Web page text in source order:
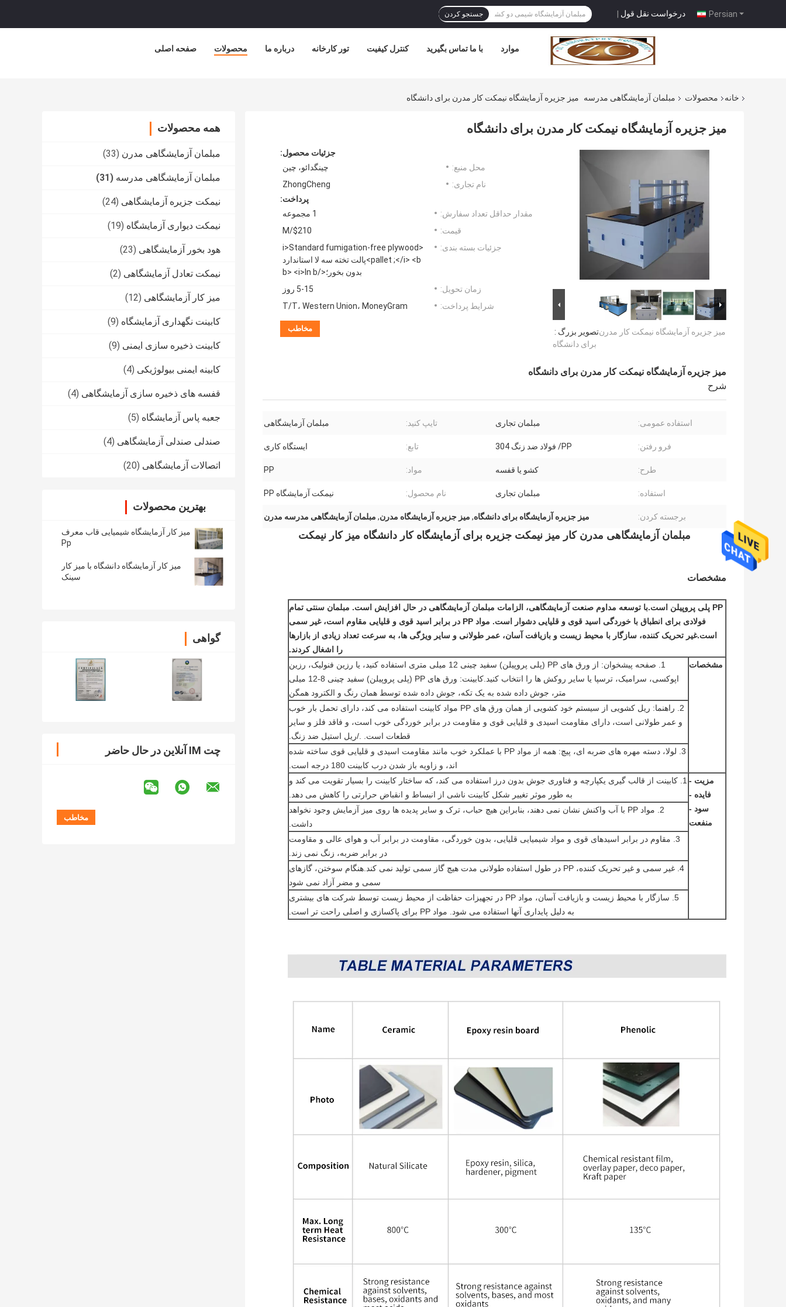
Persian درخواست نقل قول | جستجو کردن
صفحه اصلی محصولات درباره ما تور کارخانه کنترل کیفیت با ما تماس بگیرید موارد
خانه محصولات مبلمان آزمایشگاهی مدرسه میز جزیره آزمایشگاه نیمکت کار مدرن برای دانشگاه
همه محصولات
مبلمان آزمایشگاهی مدرن (33)
مبلمان آزمایشگاهی مدرسه (31)
نیمکت جزیره آزمایشگاهی (24)
نیمکت دیواری آزمایشگاه (19)
هود بخور آزمایشگاهی (23)
نیمکت تعادل آزمایشگاهی (2)
میز کار آزمایشگاهی (12)
کابینت نگهداری آزمایشگاه (9)
کابینت ذخیره سازی ایمنی (9)
کابینه ایمنی بیولوژیکی (4)
قفسه های ذخیره سازی آزمایشگاهی (4)
جعبه پاس آزمایشگاه (5)
صندلی صندلی آزمایشگاهی (4)
اتصالات آزمایشگاهی (20)
بهترین محصولات
میز کار آزمایشگاه شیمیایی قاب معرف
Pp
میز کار آزمایشگاه دانشگاه با میز کار
سینک
گواهی
چت IM آنلاین در حال حاضر
میز جزیره آزمایشگاه نیمکت کار مدرن برای دانشگاه
تصویر بزرگ :میز جزیره آزمایشگاه نیمکت کار مدرن
برای دانشگاه
جزئیات محصول:
محل منبع:
چینگدائو، چین
نام تجاری:
ZhongCheng
پرداخت:
مقدار حداقل تعداد سفارش:
1 مجموعه
قیمت:
$210/M
جزئیات بسته بندی:
<i>Standard fumigation-free plywood
pallet ;</i> <b>پالت تخته سه لا استاندارد
بدون بخور؛</b> <i>In b
زمان تحویل:
5-15 روز
شرایط پرداخت:
T/T، Western Union، MoneyGram
مخاطب
میز جزیره آزمایشگاه نیمکت کار مدرن برای دانشگاه
شرح
استفاده عمومی: مبلمان تجاری تایپ کنید: مبلمان آزمایشگاهی
فرو رفتن: PP/ فولاد ضد زنگ 304 تابع: ایستگاه کاری
طرح: کشو یا قفسه مواد: PP
استفاده: مبلمان تجاری نام محصول: نیمکت آزمایشگاه PP
برجسته کردن: میز جزیره آزمایشگاه برای دانشگاه, میز جزیره آزمایشگاه مدرن, مبلمان آزمایشگاهی مدرسه مدرن
مبلمان آزمایشگاهی مدرن کار میز نیمکت جزیره برای آزمایشگاه کار دانشگاه میز کار نیمکت
مشخصات
PP پلی پروپیلن است.با توسعه مداوم صنعت آزمایشگاهی، الزامات مبلمان آزمایشگاهی در حال افزایش است. مبلمان سنتی تمام
فولادی برای انطباق با خوردگی اسید قوی و قلیایی دشوار است. مواد PP در برابر اسید قوی و قلیایی مقاوم است، غیر سمی
است.غیر تحریک کننده، سازگار با محیط زیست و بازیافت آسان، عمر طولانی و سایر ویژگی ها، به سرعت تعداد زیادی از بازارها
را اشغال کردند.
مشخصات
1. صفحه پیشخوان: از ورق های PP (پلی پروپیلن) سفید چینی 12 میلی متری استفاده کنید، یا رزین فنولیک، رزین
اپوکسی، سرامیک، ترسپا یا سایر روکش ها را انتخاب کنید.کابینت: ورق های PP (پلی پروپیلن) سفید چینی 8-12 میلی
متر، جوش داده شده به یک تکه، جوش داده شده توسط همان رنگ و الکترود همگن
2. راهنما: ریل کشویی از سیستم خود کشویی از همان ورق های PP مواد کابینت استفاده می کند، دارای تحمل بار خوب
و عمر طولانی است، دارای مقاومت اسیدی و قلیایی قوی و مقاومت در برابر خوردگی خوب است، و فاقد فلز و سایر
قطعات است. ./ریل استیل ضد زنگ.
3. لولا، دسته مهره های ضربه ای، پیچ: همه از مواد PP با عملکرد خوب مانند مقاومت اسیدی و قلیایی قوی ساخته شده
اند، و زاویه باز شدن درب کابینت 180 درجه است.
مزیت -
فایده -
سود -
منفعت
1. کابینت از قالب گیری یکپارچه و فناوری جوش بدون درز استفاده می کند، که ساختار کابینت را بسیار تقویت می کند و
به طور موثر تغییر شکل کابینت ناشی از انبساط و انقباض حرارتی را کاهش می دهد.
2. مواد PP با آب واکنش نشان نمی دهند، بنابراین هیچ حباب، ترک و سایر پدیده ها روی میز آزمایش وجود نخواهد
داشت.
3. مقاوم در برابر اسیدهای قوی و مواد شیمیایی قلیایی، بدون خوردگی، مقاومت در برابر آب و هوای عالی و مقاومت
در برابر ضربه، زنگ نمی زند.
4. غیر سمی و غیر تحریک کننده، PP در طول استفاده طولانی مدت هیچ گاز سمی تولید نمی کند.هنگام سوختن، گازهای
سمی و مضر آزاد نمی شود
5. سازگار با محیط زیست و بازیافت آسان، مواد PP در تجهیزات حفاظت از محیط زیست توسط شرکت های بیشتری
به دلیل پایداری آنها استفاده می شود. مواد PP برای پاکسازی و اصلی راحت تر است.